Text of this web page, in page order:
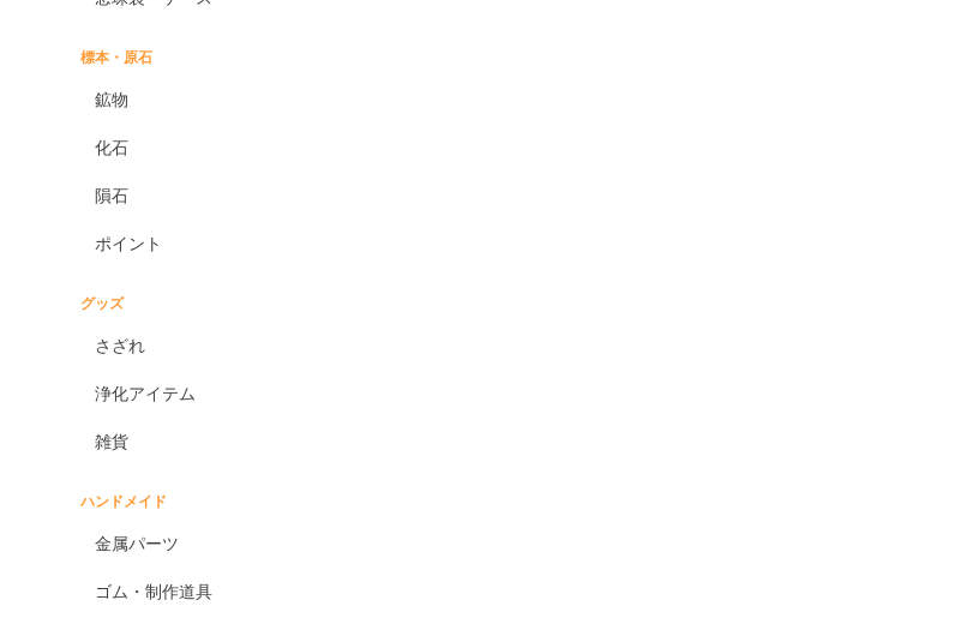
標本・原石
鉱物
化石
隕石
ポイント
グッズ
さざれ
浄化アイテム
雑貨
ハンドメイド
金属パーツ
ゴム・制作道具